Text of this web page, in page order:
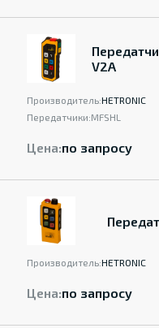
V2A
Производитель:HETRONIC
Передатчики:MFSHL
Цена:по запросу
Производитель:HETRONIC
Цена:по запросу